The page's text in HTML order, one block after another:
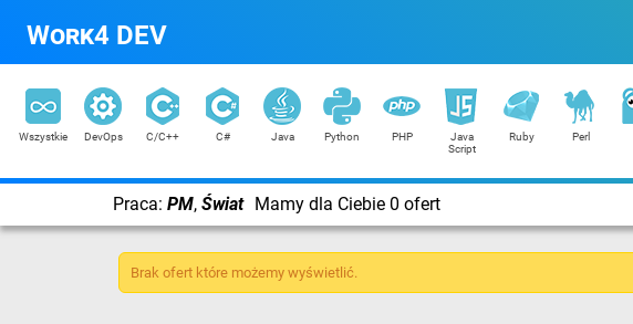
Work4 DEV
Wszystkie DevOps C/C++ C# Java Python PHP
Java
Script
Ruby Perl
Praca: PM, Świat Mamy dla Ciebie 0 ofert
Brak ofert które możemy wyświetlić.